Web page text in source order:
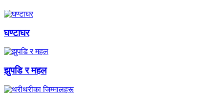
घण्टाघर
झुपडि र महल